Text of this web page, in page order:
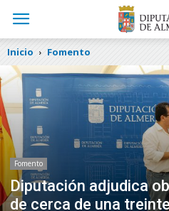
Inicio Fomento
Fomento
Diputación adjudica
de cerca de una